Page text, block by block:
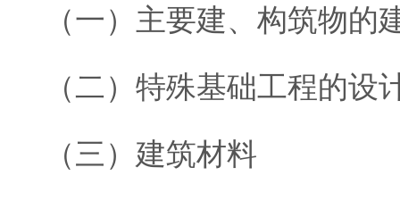
（一）主要建、构筑物的
（二）特殊基础工程的设
（三）建筑材料